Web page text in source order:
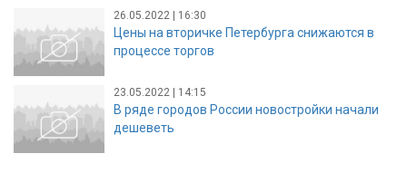
26.05.2022 | 16:30
Цены на вторичке Петербурга снижаются в
процессе торгов
23.05.2022 | 14:15
В ряде городов России новостройки начали
дешеветь